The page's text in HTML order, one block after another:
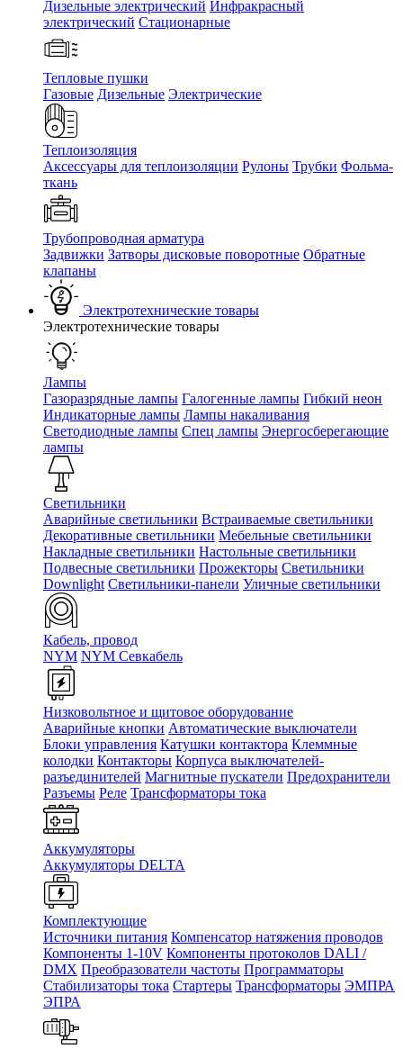
Дизельные электрический Инфракрасный
электрический Стационарные
Тепловые пушки
Газовые Дизельные Электрические
Теплоизоляция
Аксессуары для теплоизоляции Рулоны Трубки Фольма-
ткань
Трубопроводная арматура
Задвижки Затворы дисковые поворотные Обратные
клапаны
Электротехнические товары
Электротехнические товары
Лампы
Газоразрядные лампы Галогенные лампы Гибкий неон
Индикаторные лампы Лампы накаливания
Светодиодные лампы Спец лампы Энергосберегающие
лампы
Светильники
Аварийные светильники Встраиваемые светильники
Декоративные светильники Мебельные светильники
Накладные светильники Настольные светильники
Подвесные светильники Прожекторы Светильники
Downlight Светильники-панели Уличные светильники
Кабель, провод
NYM NYM Севкабель
Низковольтное и щитовое оборудование
Аварийные кнопки Автоматические выключатели
Блоки управления Катушки контактора Клеммные
колодки Контакторы Корпуса выключателей-
разъединителей Магнитные пускатели Предохранители
Разъемы Реле Трансформаторы тока
Аккумуляторы
Аккумуляторы DELTA
Комплектующие
Источники питания Компенсатор натяжения проводов
Компоненты 1-10V Компоненты протоколов DALI /
DMX Преобразователи частоты Программаторы
Стабилизаторы тока Стартеры Трансформаторы ЭМПРА
ЭПРА